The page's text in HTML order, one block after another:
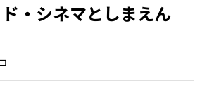
・シネマとしまえん